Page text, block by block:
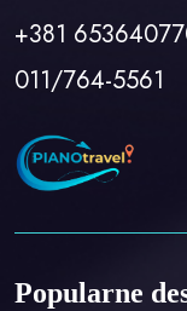
+381
011/764-5561
Popularne